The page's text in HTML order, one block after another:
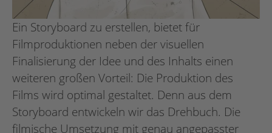
Ein Storyboard zu erstellen, bietet für
Filmproduktionen neben der visuellen
Finalisierung der Idee und des Inhalts einen
weiteren großen Vorteil: Die Produktion des
Films wird optimal gestaltet. Denn aus dem
Storyboard entwickeln wir das Drehbuch. Die
filmische Umsetzung mit genau angepasster